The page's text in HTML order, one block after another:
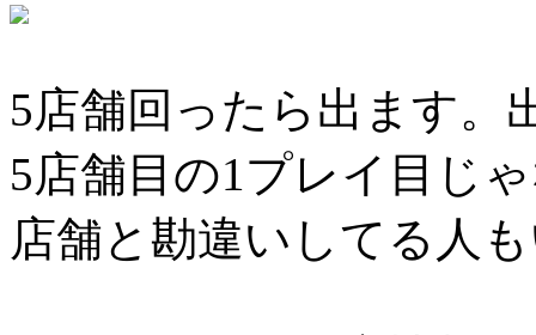
5店舗回ったら出ます。
5店舗目の1プレイ目じ
店舗と勘違いしてる人